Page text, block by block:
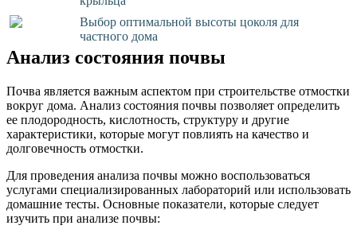
Выбор оптимальной высоты цоколя для
частного дома
Анализ состояния почвы
Почва является важным аспектом при строительстве отмостки
вокруг дома. Анализ состояния почвы позволяет определить
ее плодородность, кислотность, структуру и другие
характеристики, которые могут повлиять на качество и
долговечность отмостки.
Для проведения анализа почвы можно воспользоваться
услугами специализированных лабораторий или использовать
домашние тесты. Основные показатели, которые следует
изучить при анализе почвы: